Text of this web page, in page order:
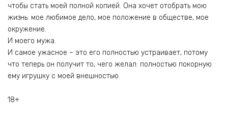
чтобы стать моей полной копией. Она хочет отобрать мою
жизнь: мое любимое дело, мое положение в обществе, мое
окружение.
И моего мужа.
И самое ужасное – это его полностью устраивает, потому
что теперь он получит то, чего желал: полностью покорную
ему игрушку с моей внешностью.
18+